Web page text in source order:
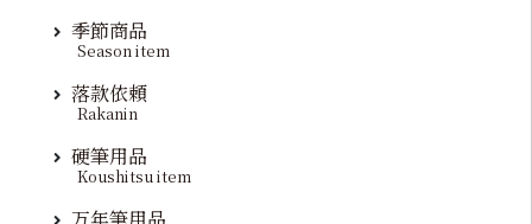
季節商品
Season item
落款依頼
Rakanin
硬筆用品
Koushitsu item